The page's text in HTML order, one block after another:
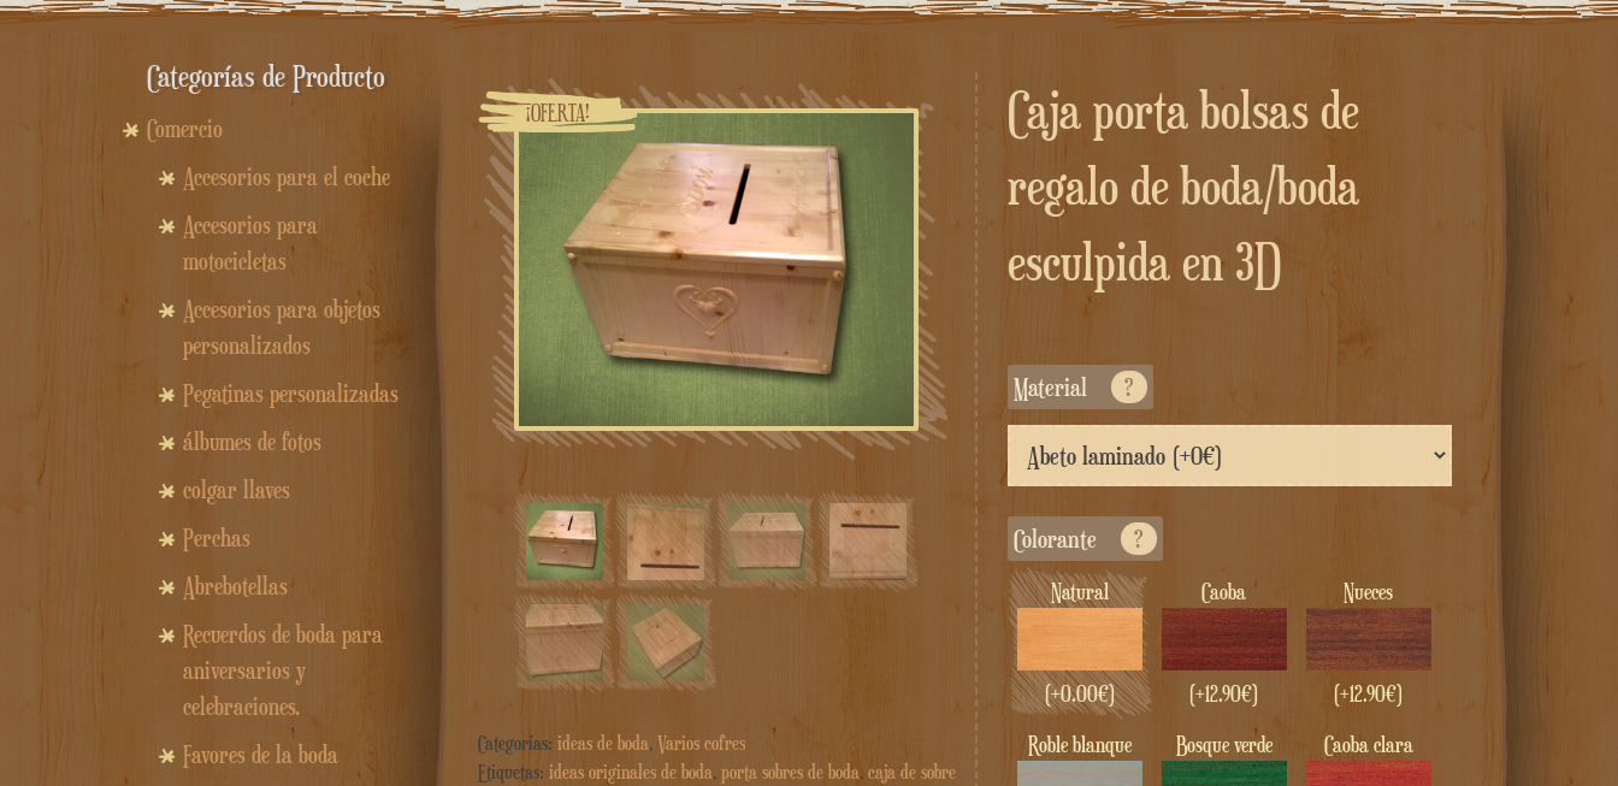
¡OFERTA!
Categorías: ideas de boda, Varios cofres
Etiquetas: ideas originales de boda, porta sobres de boda, caja de sobre
Caja porta bolsas de
regalo de boda/boda
esculpida en 3D
Material ?
Colorante ?
Natural
(+0.00€)
Caoba
(+12.90€)
nueces
(+12.90€)
roble blanque
bosque verde Caoba clara
Categorías de Producto
Comercio
Accesorios para el coche
Accesorios para
motocicletas
Accesorios para objetos
personalizados
Pegatinas personalizadas
álbumes de fotos
colgar llaves
Perchas
Abrebotellas
Recuerdos de boda para
aniversarios y
celebraciones.
Favores de la boda